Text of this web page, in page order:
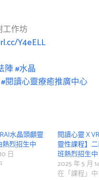
工作坊
Y4eELL
陣#水晶
#閱讀心靈療癒推廣中心
水晶頭顱靈
烈招生中
日
閱讀心靈 X
靈性課程】
班熱烈招生中
2025 年 5 月
在「課程」中